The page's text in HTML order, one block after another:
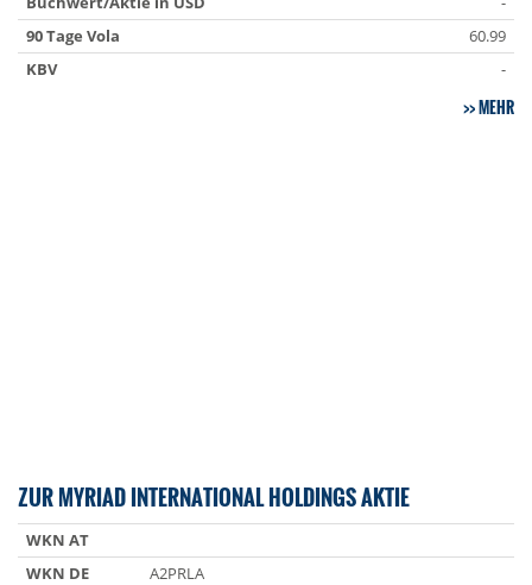
90 Tage Vola
60.99
KBV
-
MEHR
ZUR MYRIAD INTERNATIONAL HOLDINGS AKTIE
WKN AT
WKN DE
A2PRLA